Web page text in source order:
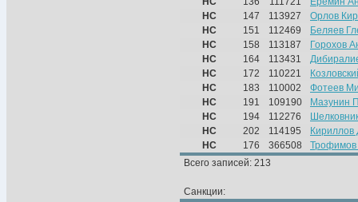
НС
147 113927
Орлов
НС
151 112469
Беляев
НС
158 113187
Горохов
НС
164 113431
НС
172 110221
НС
183 110002
Фотеев
НС
191 109190
Мазунин
НС
194 112276
НС
202 114195
Кириллов
НС
176 366508
Всего записей: 213
Санкции: